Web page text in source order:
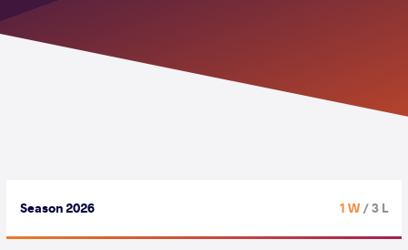
Season 2026 1 W/ 3 L